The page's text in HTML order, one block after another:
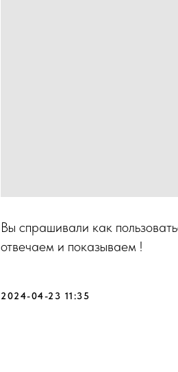
Вы спрашивали как
отвечаем и показываем !
2024-04-23 11:35